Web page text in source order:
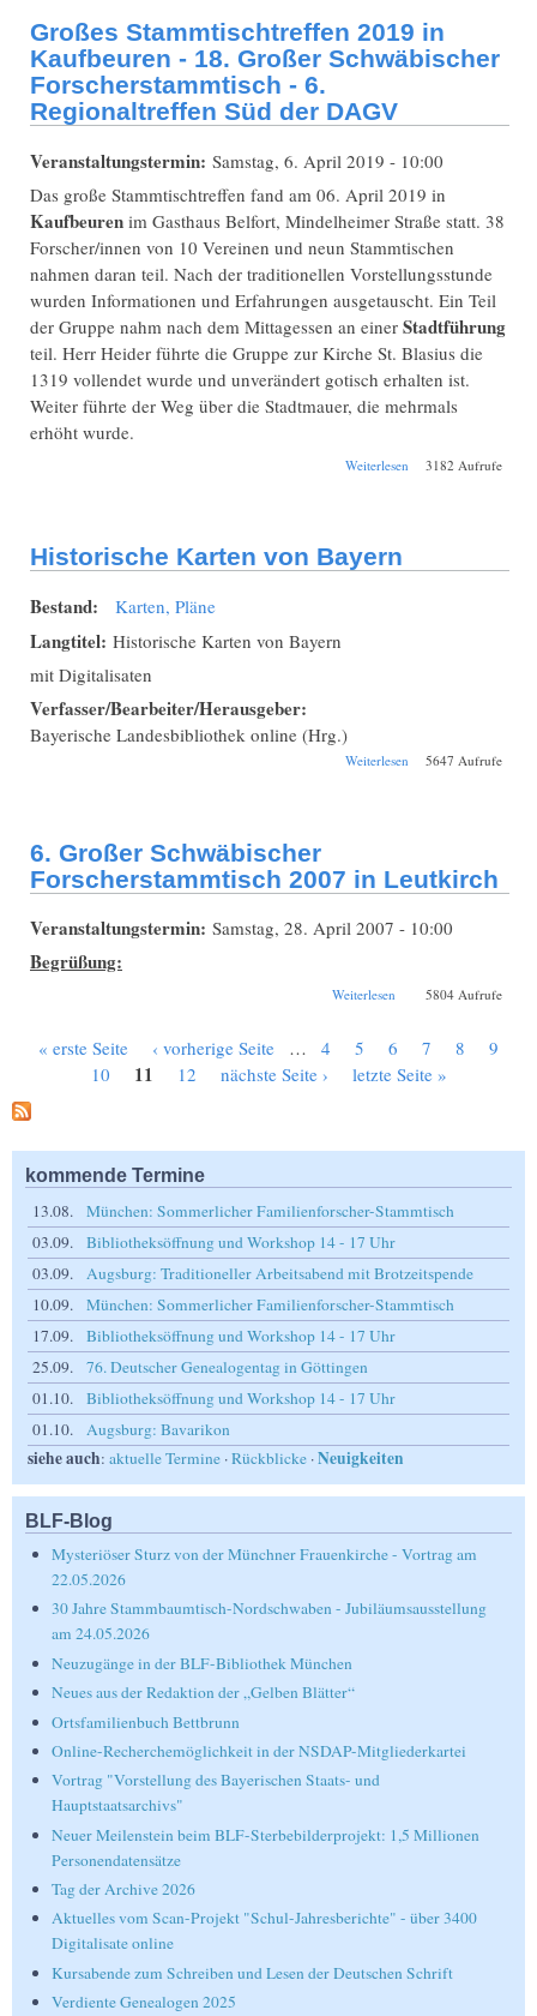
(Digitalisate)
Großes Stammtischtreffen 2019 in
Kaufbeuren - 18. Großer Schwäbischer
Forscherstammtisch - 6.
Regionaltreffen Süd der DAGV
Veranstaltungstermin: Samstag, 6. April 2019 - 10:00
Das große Stammtischtreffen fand am 06. April 2019 in
Kaufbeuren im Gasthaus Belfort, Mindelheimer Straße statt. 38
Forscher/innen von 10 Vereinen und neun Stammtischen
nahmen daran teil. Nach der traditionellen Vorstellungsstunde
wurden Informationen und Erfahrungen ausgetauscht. Ein Teil
der Gruppe nahm nach dem Mittagessen an einer Stadtführung
teil. Herr Heider führte die Gruppe zur Kirche St. Blasius die
1319 vollendet wurde und unverändert gotisch erhalten ist.
Weiter führte der Weg über die Stadtmauer, die mehrmals
erhöht wurde.
Weiterlesen über Großes
- 6. Regionaltreffen
3182 Aufrufe
Historische Karten von Bayern
Bestand: Karten, Pläne
Langtitel: Historische Karten von Bayern
mit Digitalisaten
Verfasser/Bearbeiter/Herausgeber:
Bayerische Landesbibliothek online (Hrg.)
Weiterlesen über Historische
5647 Aufrufe
6. Großer Schwäbischer
Forscherstammtisch 2007 in Leutkirch
Veranstaltungstermin: Samstag, 28. April 2007 - 10:00
Begrüßung:
Weiterlesen über 6. Großer
2007 in Leutkirch
5804 Aufrufe
« erste Seite ‹ vorherige Seite … 4 5 6 7 8
9
10
11 12 nächste Seite › letzte Seite »
kommende Termine
13.08.
München: Sommerlicher Familienforscher-Stammtisch
03.09.
Bibliotheksöffnung und Workshop 14 - 17 Uhr
03.09.
Augsburg: Traditioneller Arbeitsabend mit Brotzeitspende
10.09.
München: Sommerlicher Familienforscher-Stammtisch
17.09.
Bibliotheksöffnung und Workshop 14 - 17 Uhr
25.09.
76. Deutscher Genealogentag in Göttingen
01.10.
Bibliotheksöffnung und Workshop 14 - 17 Uhr
01.10.
Augsburg: Bavarikon
siehe auch: aktuelle Termine ·Rückblicke ·Neuigkeiten
BLF-Blog
Mysteriöser Sturz von der Münchner Frauenkirche - Vortrag am
22.05.2026
30 Jahre Stammbaumtisch-Nordschwaben - Jubiläumsausstellung
am 24.05.2026
Neuzugänge in der BLF-Bibliothek München
Neues aus der Redaktion der „Gelben Blätter“
Ortsfamilienbuch Bettbrunn
Online-Recherchemöglichkeit in der NSDAP-Mitgliederkartei
Vortrag "Vorstellung des Bayerischen Staats- und
Hauptstaatsarchivs"
Neuer Meilenstein beim BLF-Sterbebilderprojekt: 1,5 Millionen
Personendatensätze
Tag der Archive 2026
Aktuelles vom Scan-Projekt "Schul-Jahresberichte" - über 3400
Digitalisate online
Kursabende zum Schreiben und Lesen der Deutschen Schrift
Verdiente Genealogen 2025